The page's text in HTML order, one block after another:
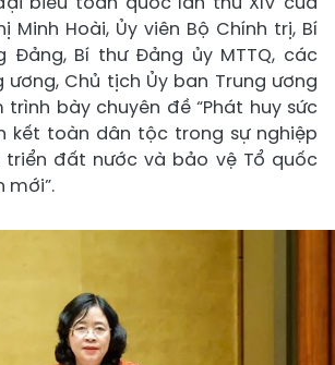
Minh Hoài, Ủy viên Bộ Chính trị, Bí
Đảng, Bí thư Đảng ủy MTTQ, các
Chủ tịch Ủy ban Trung ương
trình bày chuyên đề “Phát huy sức
kết toàn dân tộc trong sự nghiệp
triển đất nước và bảo vệ Tổ quốc
mới”.